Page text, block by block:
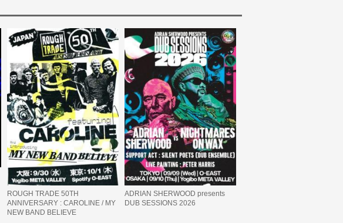
ROUGH TRADE 50TH
ANNIVERSARY : CAROLINE / MY
NEW BAND BELIEVE
ADRIAN SHERWOOD presents
DUB SESSIONS 2026